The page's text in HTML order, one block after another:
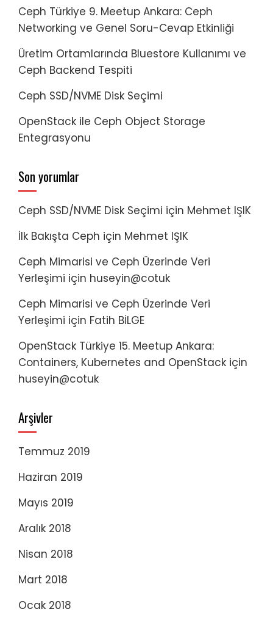
Ceph Türkiye 9. Meetup Ankara: Ceph
Networking ve Genel Soru-Cevap Etkinliği
Üretim Ortamlarında Bluestore Kullanımı ve
Ceph Backend Tespiti
Ceph SSD/NVME Disk Seçimi
OpenStack ile Ceph Object Storage
Entegrasyonu
Son yorumlar
Ceph SSD/NVME Disk Seçimi için Mehmet IŞIK
İlk Bakışta Ceph için Mehmet IŞIK
Ceph Mimarisi ve Ceph Üzerinde Veri
Yerleşimi için huseyin@cotuk
Ceph Mimarisi ve Ceph Üzerinde Veri
Yerleşimi için Fatih BİLGE
OpenStack Türkiye 15. Meetup Ankara:
Containers, Kubernetes and OpenStack için
huseyin@cotuk
Arşivler
Temmuz 2019
Haziran 2019
Mayıs 2019
Aralık 2018
Nisan 2018
Mart 2018
Ocak 2018